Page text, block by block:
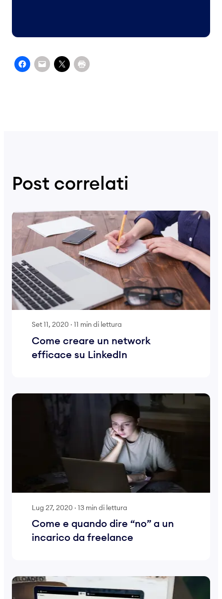
Post correlati
Set 11, 2020 · 11 min di lettura
Come creare un network
efficace su LinkedIn
Lug 27, 2020 · 13 min di lettura
Come e quando dire “no” a un
incarico da freelance